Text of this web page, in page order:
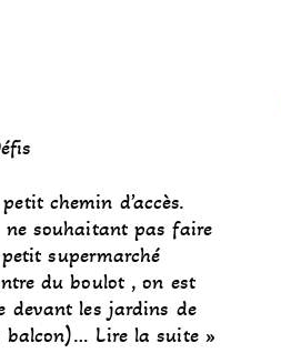
chemin d’accès.
souhaitant pas faire
supermarché
du boulot , on est
devant les jardins de
balcon)… Lire la suite »